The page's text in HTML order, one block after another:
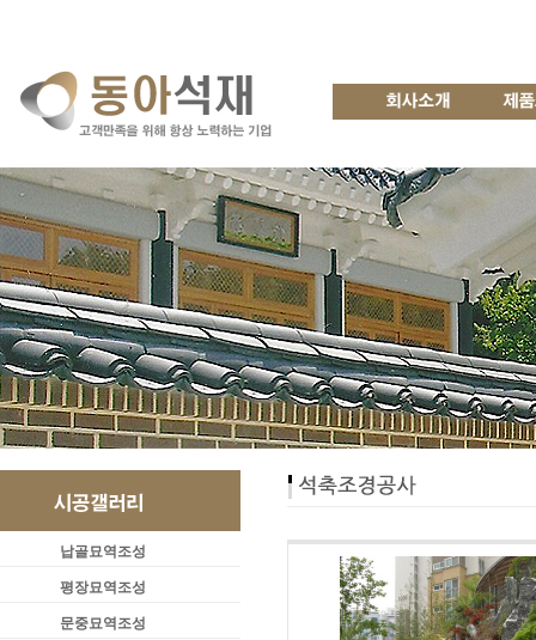
납골묘역조성
평장묘역조성
문중묘역조성